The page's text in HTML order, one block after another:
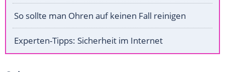
So sollte man Ohren auf keinen Fall reinigen
Experten-Tipps: Sicherheit im Internet